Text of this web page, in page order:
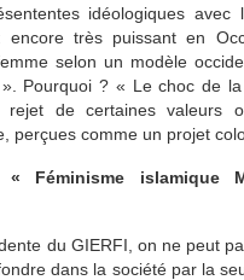
idéologiques
encore très puissant en
selon un modèle
Pourquoi ? « Le choc de
de certaines valeurs
perçues comme un projet
Féminisme islamique
du GIERFI, on ne peut
dans la société par la